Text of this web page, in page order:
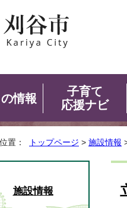
情報
子育て
応援ナビ
置： トップページ > 施設情報
施設情報